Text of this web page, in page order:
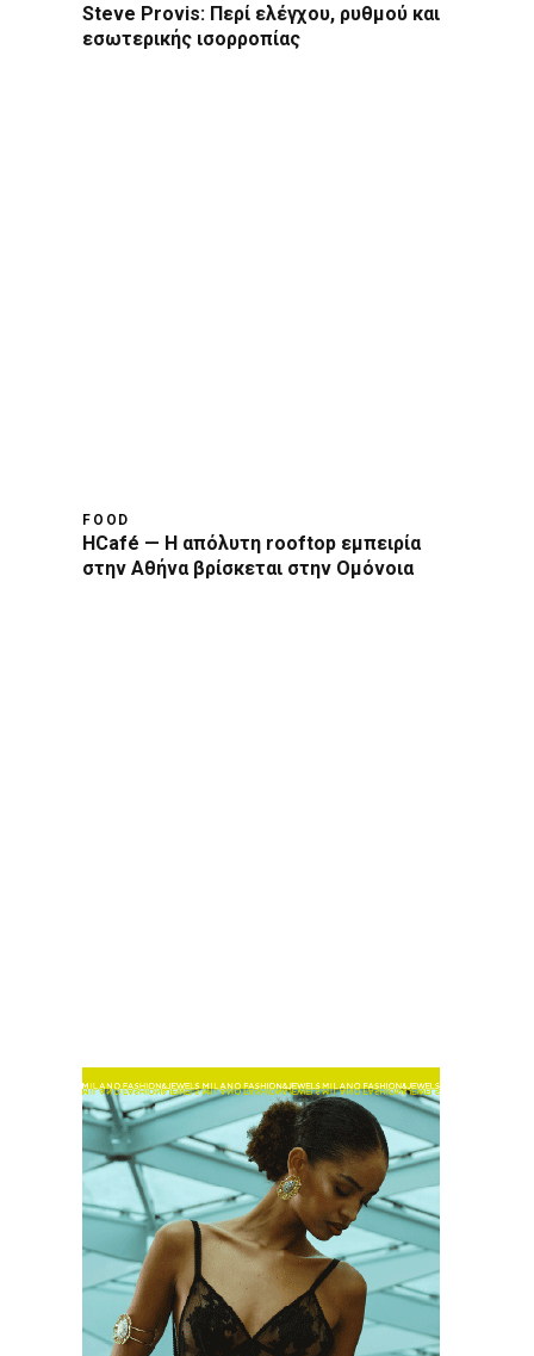
Steve Provis: Περί ελέγχου, ρυθμού και
εσωτερικής ισορροπίας
FOOD
HCafé — Η απόλυτη rooftop εμπειρία
στην Αθήνα βρίσκεται στην Ομόνοια